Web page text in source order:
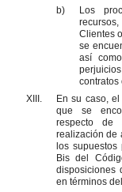
b)
Los
Clientes
se
así
contratos
XIII.
En su caso,
que se
respecto de
realización de
los
Bis del
disposiciones
en términos